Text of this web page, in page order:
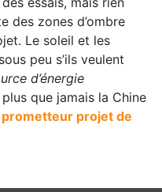
des zones d’ombre
Le soleil et les
peu s’ils veulent
d’énergie
que jamais la Chine
prometteur projet de